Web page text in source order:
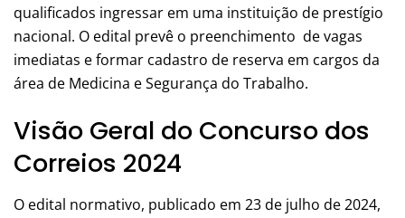
qualificados ingressar em uma instituição de prestígio
nacional. O edital prevê o preenchimento de vagas
imediatas e formar cadastro de reserva em cargos da
área de Medicina e Segurança do Trabalho.
Visão Geral do Concurso dos
Correios 2024
O edital normativo, publicado em 23 de julho de 2024,